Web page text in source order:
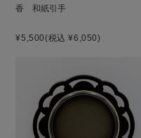
香 和紙引手
¥5,500(税込 ¥6,050)